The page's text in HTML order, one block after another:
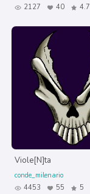
2127 40 4.7
Viole[N]ta
conde_milenario
4453
55 5